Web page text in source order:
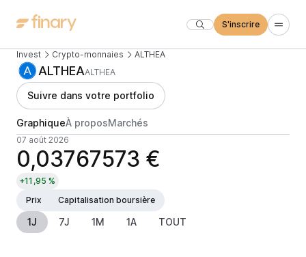
S'inscrire
Invest Crypto-monnaies ALTHEA
ALTHEAALTHEA
Suivre dans votre portfolio
GraphiqueÀ proposMarchés
07 août 2026
0,03767573 €
+11,95 %
Prix
Capitalisation boursière
1J 7J 1M 1A TOUT